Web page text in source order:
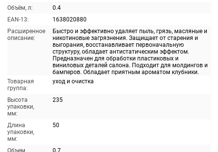
Объём, л:
0.4
EAN-13:
1638020880
Расширенное
описание:
Быстро и эффективно удаляет пыль, грязь, масляные и
никотиновые загрязнения. Защищает от старения и
выгорания, восстанавливает первоначальную
структуру, обладает антистатическим эффектом.
Предназначен для обработки пластиковых и
виниловых деталей салона. Подходит для молдингов и
бамперов. Обладает приятным ароматом клубники.
Товарная
группа:
уход и очистка
Высота
упаковки,
мм:
235
Длина
упаковки,
мм:
50
Объем
0.7